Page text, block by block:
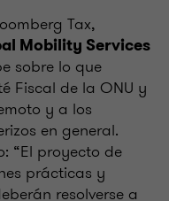
Tax,
Mobility Services
sobre lo que
Fiscal de la ONU y
y a los
en general.
“El proyecto de
prácticas y
resolverse a